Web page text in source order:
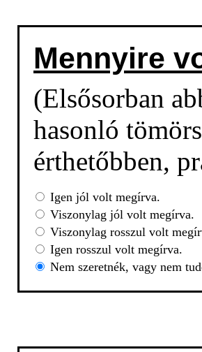
Mennyire
(Elsősorban
hasonló
érthetőbben,
Igen jól volt megírva.
Viszonylag jól volt megírva.
Viszonylag rosszul volt
Igen rosszul volt megírva.
Nem szeretnék, vagy nem